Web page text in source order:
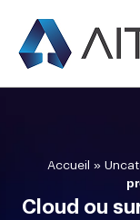
Accueil »
Cloud ou